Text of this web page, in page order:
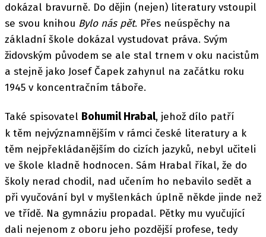
dokázal bravurně. Do dějin (nejen) literatury vstoupil
se svou knihou Bylo nás pět. Přes neúspěchy na
základní škole dokázal vystudovat práva. Svým
židovským původem se ale stal trnem v oku nacistům
a stejně jako Josef Čapek zahynul na začátku roku
1945 v koncentračním táboře.
Také spisovatel Bohumil Hrabal, jehož dílo patří
k těm nejvýznamnějším v rámci české literatury a k
těm nejpřekládanějším do cizích jazyků, nebyl učiteli
ve škole kladně hodnocen. Sám Hrabal říkal, že do
školy nerad chodil, nad učením ho nebavilo sedět a
při vyučování byl v myšlenkách úplně někde jinde než
ve třídě. Na gymnáziu propadal. Pětky mu vyučující
dali nejenom z oboru jeho pozdější profese, tedy